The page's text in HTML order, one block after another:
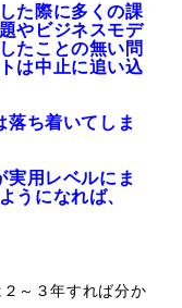
た際に多くの課
やビジネスモデ
たことの無い問
は中止に追い込
落ち着いてしま
実用レベルにま
うになれば、
～３年すれば分か